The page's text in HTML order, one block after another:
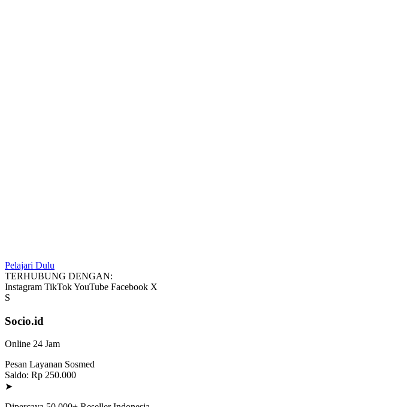
Pelajari Dulu
TERHUBUNG DENGAN:
Instagram TikTokYouTube Facebook X
S
Socio.id
Online 24 Jam
Pesan Layanan Sosmed
Saldo: Rp 250.000
➤